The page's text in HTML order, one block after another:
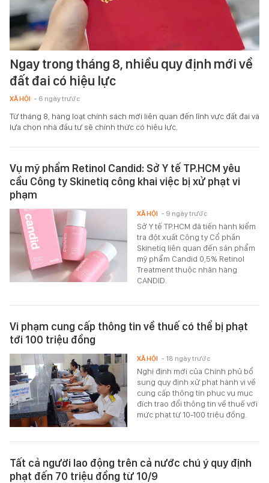
Ngay trong tháng 8, nhiều quy định mới về
đất đai có hiệu lực
XÃ HỘI - 6 ngày trước
Từ tháng 8, hàng loạt chính sách mới liên quan đến lĩnh vực đất đai và
lựa chọn nhà đầu tư sẽ chính thức có hiệu lực.
Vụ mỹ phẩm Retinol Candid: Sở Y tế TP.HCM yêu
cầu Công ty Skinetiq công khai việc bị xử phạt vi
phạm
Sở Y tế TP.HCM đã tiến hành kiểm
tra đột xuất Công ty Cổ phần
Skinetiq liên quan đến sản phẩm
mỹ phẩm Candid 0,5% Retinol
Treatment thuộc nhãn hàng
CANDID.
XÃ HỘI - 9 ngày trước
Vi phạm cung cấp thông tin về thuế có thể bị phạt
tới 100 triệu đồng
Nghị định mới của Chính phủ bổ
sung quy định xử phạt hành vi về
cung cấp thông tin phục vụ mục
đích trao đổi thông tin về thuế với
mức phạt từ 10-100 triệu đồng.
XÃ HỘI - 18 ngày trước
Tất cả người lao động trên cả nước chú ý quy định
phạt đến 70 triệu đồng từ 10/9